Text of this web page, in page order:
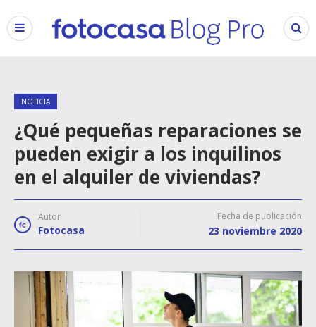
NOTICIA
¿Qué pequeñas reparaciones se
pueden exigir a los inquilinos
en el alquiler de viviendas?
Autor
Fotocasa
Fecha de publicación
23 noviembre 2020